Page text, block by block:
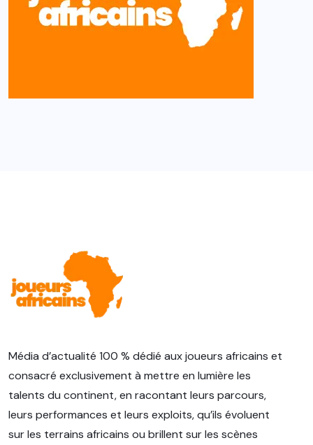
Média d’actualité 100 % dédié aux joueurs africains et
consacré exclusivement à mettre en lumière les
talents du continent, en racontant leurs parcours,
leurs performances et leurs exploits, qu’ils évoluent
sur les terrains africains ou brillent sur les scènes